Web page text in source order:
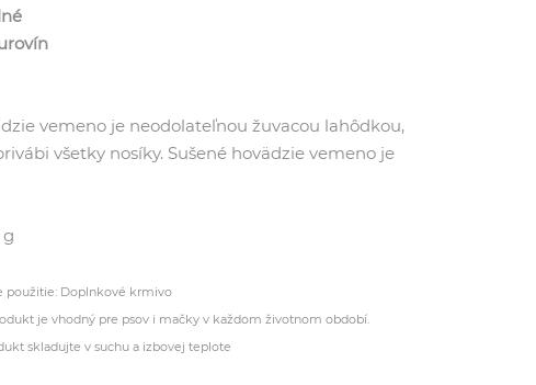
vemeno je neodolateľnou žuvacou lahôdkou,
všetky nosíky. Sušené hovädzie vemeno je
použitie: Doplnkové krmivo
je vhodný pre psov i mačky v každom životnom období.
skladujte v suchu a izbovej teplote